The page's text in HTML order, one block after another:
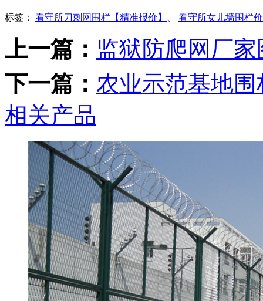
标签： 看守所刀刺网围栏【精准报价】 看守所女儿墙围栏
上一篇： 监狱防爬网厂
下一篇： 农业示范基地围
相关产品